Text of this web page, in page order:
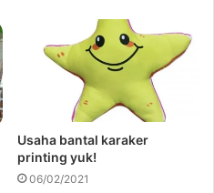
Usaha bantal karaker
printing yuk!
06/02/2021